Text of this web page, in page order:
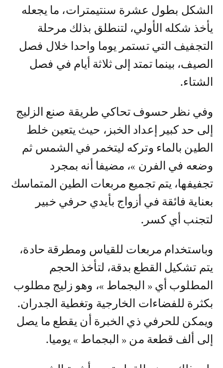
الشكل بطول عشرة سنتيمترات، ما يجعله
يأخذ شكله الأولي، لتنطلق بذلك مرحلة
التجفيف التي تستمر يوما واحدا خلال فصل
الصيف، بينما تمتد إلى ثلاثة أيام في فصل
الشتاء.
وفي نظر حسوف تحاكي طريقة صنع الزليج
إلى حد كبير إعداد الخبز، حيث يتعين خلط
الطين بالماء وتركه ليتخمر في الشمس ثم
وضعه في الفرن »، مضيفا أنه بمجرد
تجفيفها، يتم تجميع مربعات الطين المتماسك
بعناية فائقة في أزواج بأيدي حرفي خبير
لتجنب أي كسر.
وباستخدام مربعات للقياس ومطرقة حادة،
يتم تشكيل القطع بدقة، لتأخذ الحجم
المطلوب أي « البجماط »، وهو زليج مطلوب
بكثرة للفضاءات الخارجية وتغطية الجدران.
ويمكن للحرفي ذي الخبرة أن يقطع ما يصل
إلى ألف قطعة من « البجماط » يوميا.